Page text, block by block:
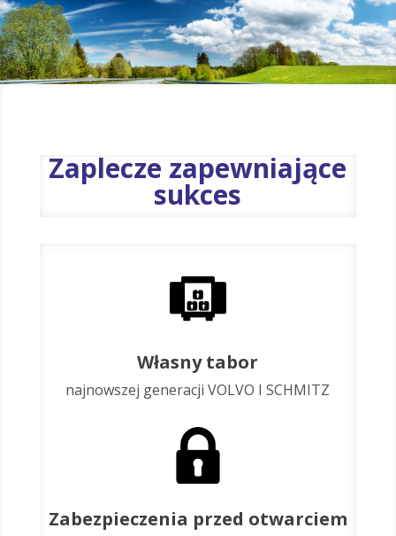
Zaplecze zapewniające
sukces
Własny tabor
najnowszej generacji VOLVO I SCHMITZ
Zabezpieczenia przed otwarciem